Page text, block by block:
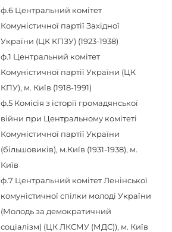
ф.6 Центральний комітет
Комуністичної партії Західної
України (ЦК КПЗУ) (1923-1938)
ф.1 Центральний комітет
Комуністичної партії України (ЦК
КПУ), м. Київ (1918-1991)
ф.5 Комісія з історії громадянської
війни при Центральному комітеті
Комуністичної партії України
(більшовиків), м.Київ (1931-1938), м.
Київ
ф.7 Центральний комітет Ленінської
комуністичної спілки молоді України
(Молодь за демократичний
соціалізм) (ЦК ЛКСМУ (МДС)), м. Київ